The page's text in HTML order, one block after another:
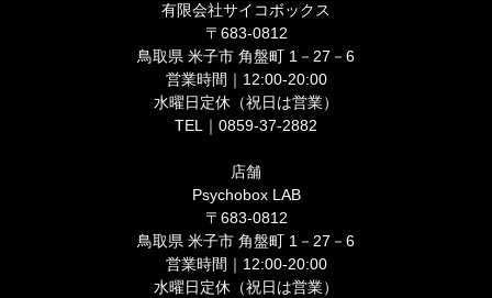
有限会社サイコボックス
〒683-0812
鳥取県 米子市 角盤町 1－27－6
営業時間｜12:00-20:00
水曜日定休（祝日は営業）
TEL｜0859-37-2882
店舗
Psychobox LAB
〒683-0812
鳥取県 米子市 角盤町 1－27－6
営業時間｜12:00-20:00
水曜日定休（祝日は営業）